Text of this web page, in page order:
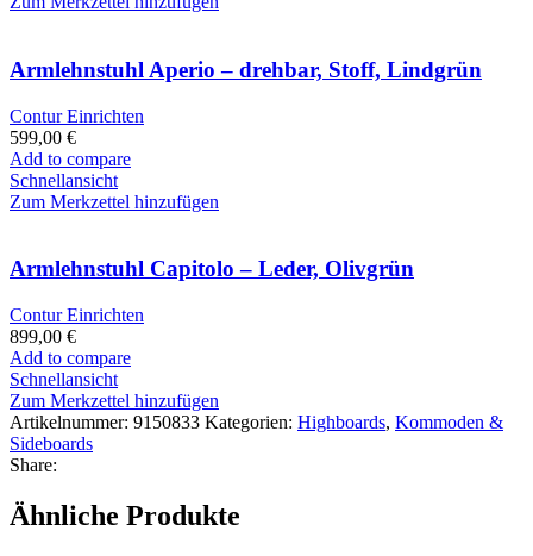
Armlehnstuhl Aperio – drehbar, Stoff, Lindgrün
Contur Einrichten
599,00 €
Add to compare
Schnellansicht
Zum Merkzettel hinzufügen
Armlehnstuhl Capitolo – Leder, Olivgrün
Contur Einrichten
899,00 €
Add to compare
Schnellansicht
Zum Merkzettel hinzufügen
Artikelnummer: 9150833 Kategorien: Highboards, Kommoden &
Sideboards
Share:
Ähnliche Produkte